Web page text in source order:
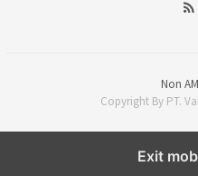
Non
Copyright By PT.
Exit